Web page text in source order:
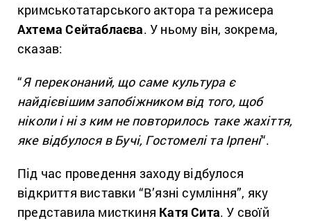
кримськотатарського актора та режисера
Ахтема Сейтаблаєва. У ньому він, зокрема,
сказав:
“Я переконаний, що саме культура є
найдієвішим запобіжником від того, щоб
ніколи і ні з ким не повторилось таке жахіття,
яке відбулося в Бучі, Гостомелі та Ірпені“.
Під час проведення заходу відбулося
відкриття виставки “В’язні сумління”, яку
представила мисткиня Катя Сита. У своїй